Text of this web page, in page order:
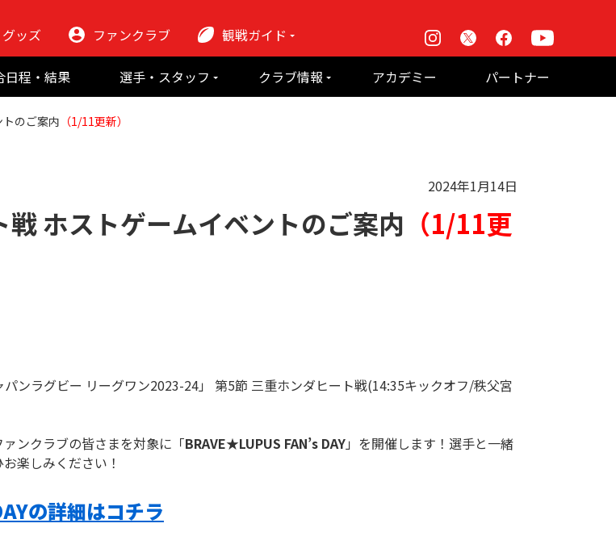
グッズ ファンクラブ
観戦ガイド
初めての観戦
Instagram Facebook
日程・結果
選手・スタッフ
クラブ情報
アカデミー パートナー
のご案内 （1/11更新）
2024年1月14日
ホストゲームイベントのご案内 （1/11更
ンラグビー リーグワン2023-24」 第5節 三重ホンダヒート戦(14:35キックオフ/秩父宮
ンクラブの皆さまを対象に「BRAVE★LUPUS FAN’s DAY」を開催します！選手と一緒
楽しみください！
の詳細はコチラ